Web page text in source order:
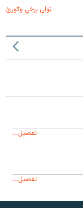
ټولې برخې وګورئ
تفصیل...
تفصیل...